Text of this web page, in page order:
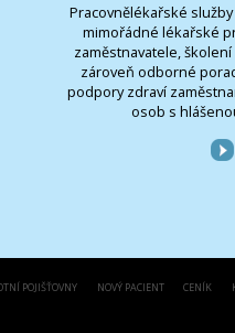
Pracovnělékařské
mimořádné lékařské
zaměstnavatele,
zároveň odborné
podpory zdraví
osob s
POJIŠŤOVNY NOVÝ PACIENT CENÍK